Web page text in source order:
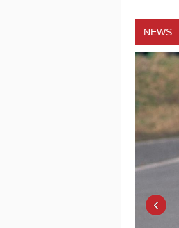
NEWS
‹